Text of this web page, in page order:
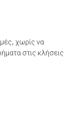
χωρίς να
στις κλήσεις